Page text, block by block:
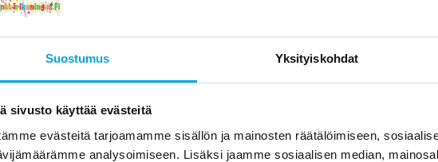
Suostumus Yksityiskohdat
sivusto käyttää evästeitä
evästeitä tarjoamamme sisällön ja mainosten räätälöimiseen,
analysoimiseen. Lisäksi jaamme sosiaalisen median,